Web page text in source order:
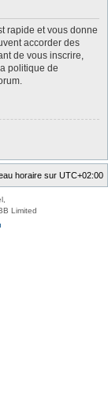
rapide et vous donne
accorder des
de vous inscrire,
politique de
horaire sur UTC+02:00
Limited